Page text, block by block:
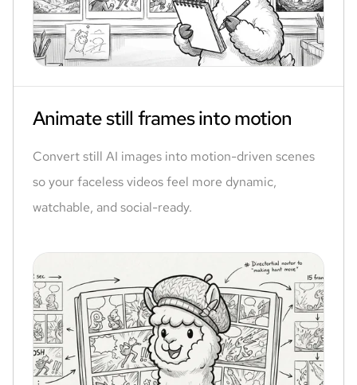
Animate still frames into motion
Convert still AI images into motion-driven scenes
so your faceless videos feel more dynamic,
watchable, and social-ready.